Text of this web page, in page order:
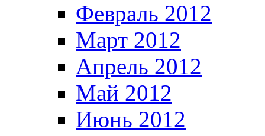
Февраль 2012
Март 2012
Апрель 2012
Май 2012
Июнь 2012